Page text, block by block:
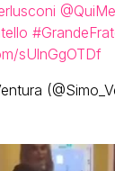
sUlnGgOTDf